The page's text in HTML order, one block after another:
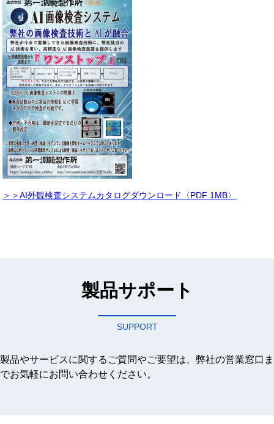
＞＞AI外観検査システムカタログダウンロード〈PDF 1MB〉
製品サポート
SUPPORT
製品やサービスに関するご質問やご要望は、弊社の営業窓口ま
でお気軽にお問い合わせください。